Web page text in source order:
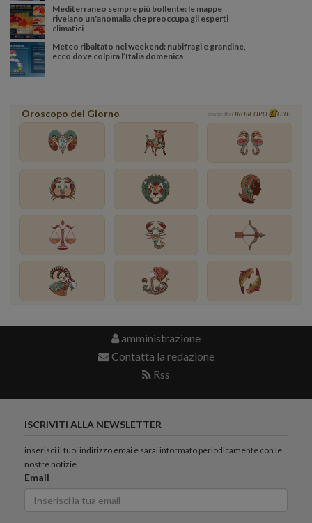
Mediterraneo sempre più bollente: le mappe
rivelano un'anomalia che preoccupa gli esperti
climatici
Meteo ribaltato nel weekend: nubifragi e grandine,
ecco dove colpirà l’Italia domenica
Oroscopo del Giorno powered by OROSCOPO ORE
amministrazione
Contatta la redazione
Rss
ISCRIVITI ALLA NEWSLETTER
inserisci il tuoi indirizzo emai e sarai informato periodicamente con le
nostre notizie.
Email